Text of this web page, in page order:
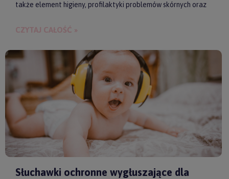
także element higieny, profilaktyki problemów skórnych oraz
CZYTAJ CAŁOŚĆ »
Słuchawki ochronne wygłuszające dla